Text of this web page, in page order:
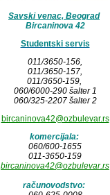
Savski venac, Beograd
Bircaninova 42
Studentski servis
011/3650-156,
011/3650-157,
011/3650-159,
060/6000-290 šalter 1
060/325-2207 šalter 2
bircaninova42@ozbulevar.rs
komercijala:
060/600-1655
011-3650-159
bircaninova42@ozbulevar.rs
računovodstvo: